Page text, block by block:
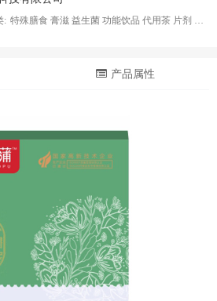
: 特殊膳食 膏滋 益生菌 功能饮品 代用茶 片剂 植物饮料 固体饮料
产品属性